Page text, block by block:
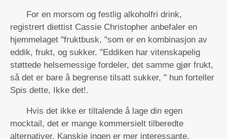
For en morsom og festlig alkoholfri drink,
registrert diettist Cassie Christopher anbefaler en
hjemmelaget "fruktbusk, "som er en kombinasjon av
eddik, frukt, og sukker. "Eddiken har vitenskapelig
støttede helsemessige fordeler, det samme gjør frukt,
så det er bare å begrense tilsatt sukker, " hun forteller
Spis dette, Ikke det!.
Hvis det ikke er tiltalende å lage din egen
mocktail, det er mange kommersielt tilberedte
alternativer. Kanskje ingen er mer interessante,